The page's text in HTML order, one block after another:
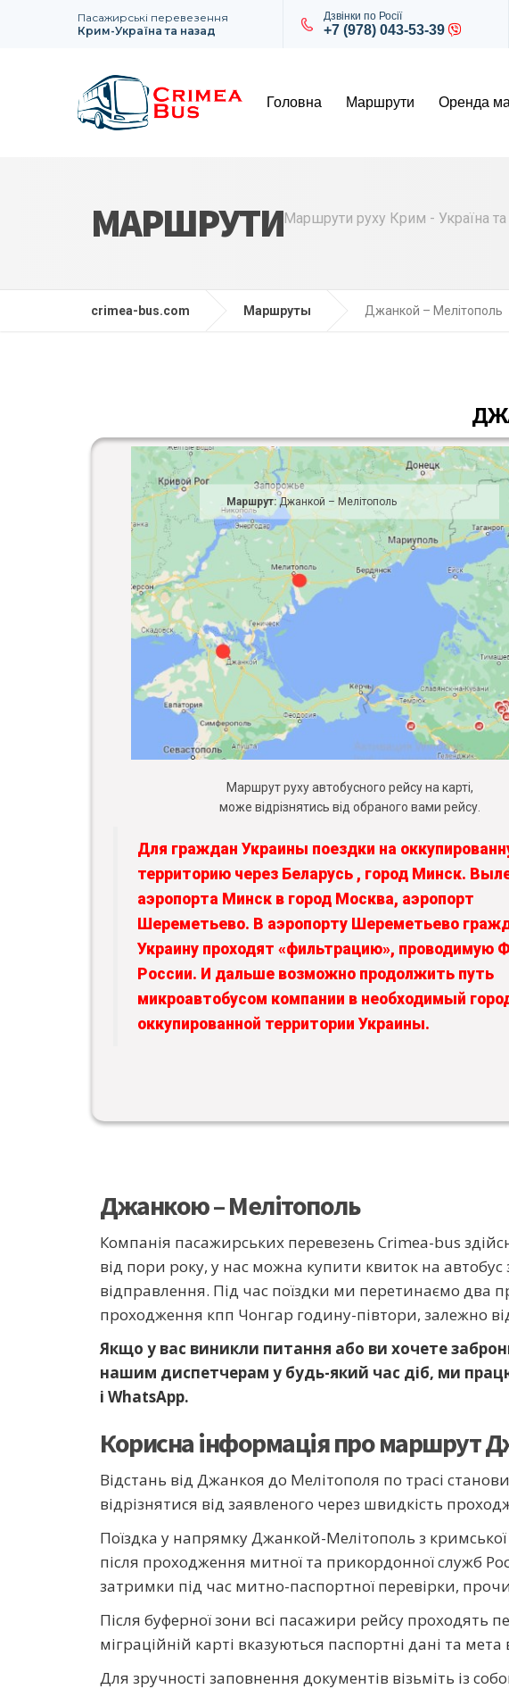
Пасажирські перевезення
Крим-Україна та назад
Дзвінки по Росії
+7 (978) 043-53-39
Головна Маршрути Оренда
МАРШРУТИМаршрути руху Крим - Україна та
crimea-bus.com Маршруты Джанкой – Мелітополь
Маршрут: Джанкой – Мелітополь
Маршрут руху автобусного рейсу на карті,
може відрізнятись від обраного вами рейсу.
Для граждан Украины поездки на
территорию через Беларусь , город Минск.
аэропорта Минск в город Москва, аэропорт
Шереметьево. В аэропорту Шереметьево
Украину проходят «фильтрацию», проводимую
России. И дальше возможно продолжить путь
микроавтобусом компании в необходимый
оккупированной территории Украины.
Джанкою – Мелітополь
Компанія пасажирських перевезень Crimea-bus
від пори року, у нас можна купити квиток на
відправлення. Під час поїздки ми перетинаємо два
проходження кпп Чонгар годину-півтори, залежно
Якщо у вас виникли питання або ви хочете
нашим диспетчерам у будь-який час діб, ми
і WhatsApp.
Корисна інформація про маршрут
Відстань від Джанкоя до Мелітополя по трасі
відрізнятися від заявленого через швидкість
Поїздка у напрямку Джанкой-Мелітополь з кримської
після проходження митної та прикордонної служб
затримки під час митно-паспортної перевірки,
Після буферної зони всі пасажири рейсу проходять
міграційній карті вказуються паспортні дані та мета
Для зручності заповнення документів візьміть із